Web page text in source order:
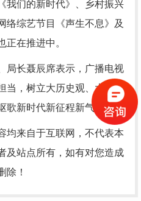
我们的新时代》、乡村振兴
络综艺节目《声生不息》及
正在推进中。
长聂辰席表示，广播电视
当，树立大历史观、大时代
歌新时代新征程新气象。
均来自于互联网，不代表本
及站点所有，如有对您造成
除！